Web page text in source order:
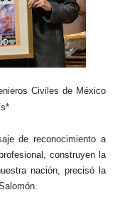
Civiles de México
de reconocimiento a
construyen la
nación, precisó la